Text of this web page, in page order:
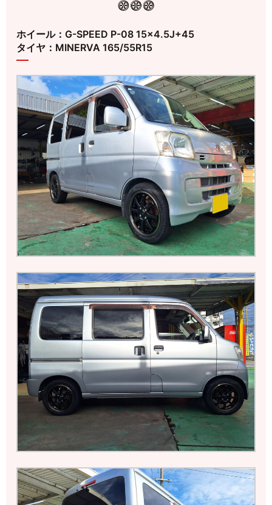
ホイール：G-SPEED P-08 15×4.5J+45
タイヤ：MINERVA 165/55R15